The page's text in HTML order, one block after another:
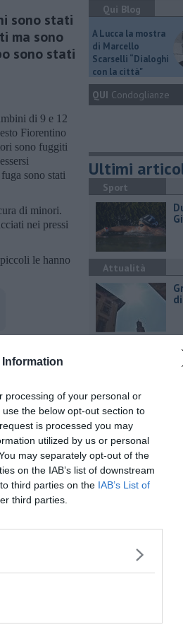
Information
processing of your personal or
the below opt-out section to
is processed you may
utilized by us or personal
may separately opt-out of the
on the IAB’s list of downstream
third parties on the IAB’s List of
third parties.
sono stati
ma sono
sono stati
di 9 e 12
Fiorentino
sono fuggiti
sono stati
di minori.
nei pressi
le hanno
Qui Blog
A Lucca la mostra
di Marcello
Scarselli “Dialoghi
con la città"
QUI Condoglianze
Ultimi
Sport
Attualità
Cronaca
IL